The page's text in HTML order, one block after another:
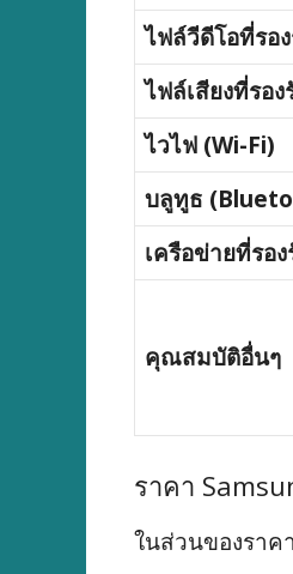
ไฟล์วีดีโอที่รอ
ไฟล์เสียงที่รอง
ไวไฟ (Wi-Fi)
บลูทูธ
เครือข่ายที่รอ
คุณสมบัติอื่นๆ
ราคา
ในส่วนของราค